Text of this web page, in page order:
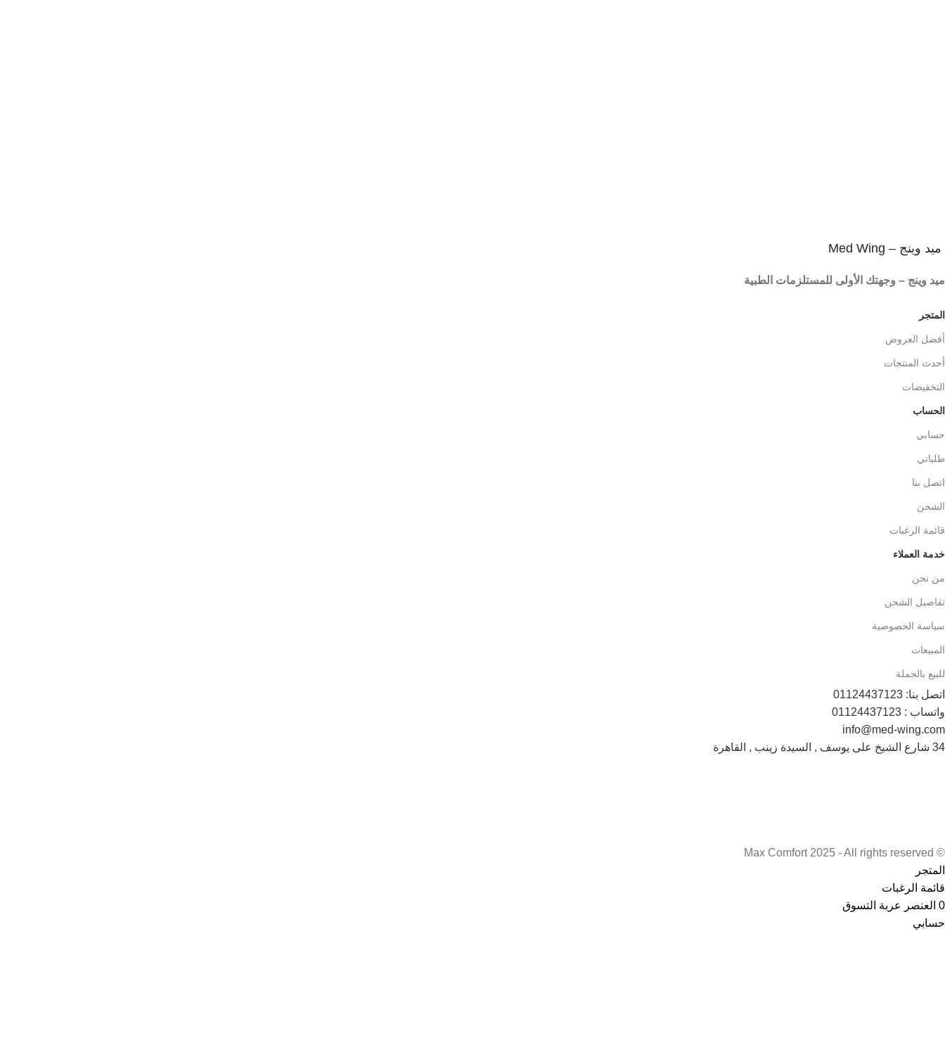
ميد وينج – Med Wing
ميد وينج – وجهتك الأولى للمستلزمات الطبية
المتجر
أفضل العروض
أحدث المنتجات
التخفيضات
الحساب
حسابي
طلباتي
اتصل بنا
الشحن
قائمة الرغبات
خدمة العملاء
من نحن
تفاصيل الشحن
سياسة الخصوصية
المبيعات
للبيع بالجملة
اتصل بنا: 01124437123
واتساب : 01124437123
info@med-wing.com
34 شارع الشيخ على يوسف , السيدة زينب , القاهرة
© Max Comfort 2025 - All rights reserved
المتجر
قائمة الرغبات
0 العنصر
عربة التسوق
حسابي